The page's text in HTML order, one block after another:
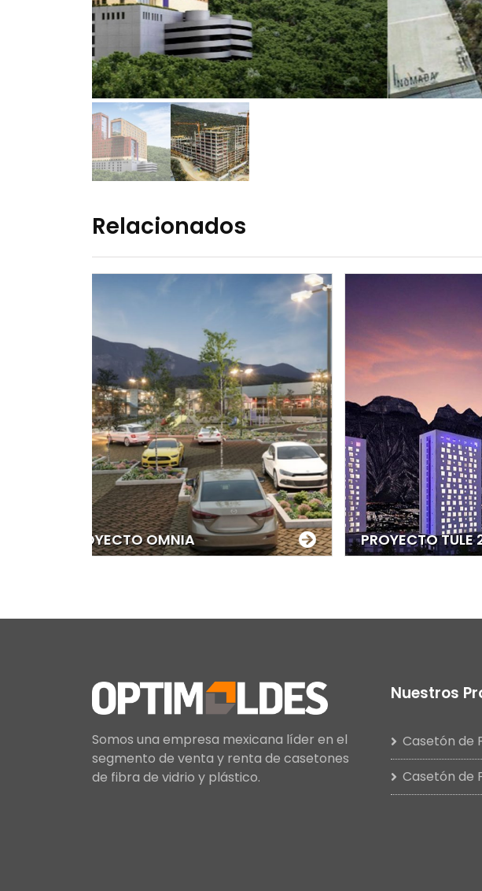
Relacionados
PROYECTO HUASTECA 4 FASES PROYECTO ALL LOFT
Somos una empresa mexicana líder en el
segmento de venta y renta de casetones
de fibra de vidrio y plástico.
Nuestros
Casetón de
Casetón de